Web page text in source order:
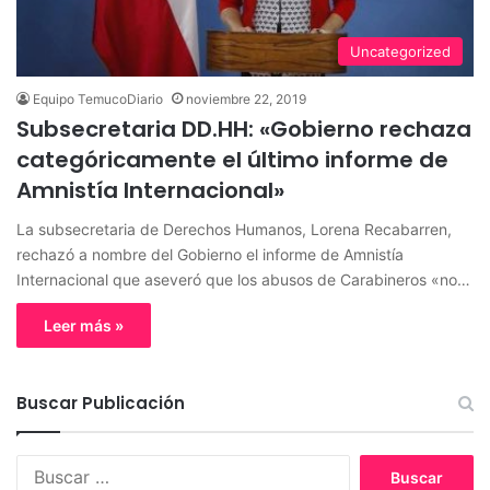
Uncategorized
Equipo TemucoDiario noviembre 22, 2019
Subsecretaria DD.HH: «Gobierno rechaza
categóricamente el último informe de
Amnistía Internacional»
La subsecretaria de Derechos Humanos, Lorena Recabarren,
rechazó a nombre del Gobierno el informe de Amnistía
Internacional que aseveró que los abusos de Carabineros «no…
Leer más »
Buscar Publicación